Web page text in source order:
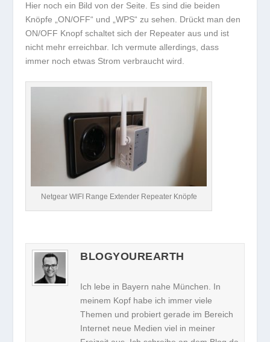
Hier noch ein Bild von der Seite. Es sind die beiden
Knöpfe „ON/OFF“ und „WPS“ zu sehen. Drückt man den
ON/OFF Knopf schaltet sich der Repeater aus und ist
nicht mehr erreichbar. Ich vermute allerdings, dass
immer noch etwas Strom verbraucht wird.
Netgear WIFI Range Extender Repeater Knöpfe
BLOGYOUREARTH
Ich lebe in Bayern nahe München. In
meinem Kopf habe ich immer viele
Themen und probiert gerade im Bereich
Internet neue Medien viel in meiner